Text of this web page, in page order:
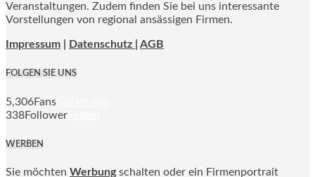
Veranstaltungen. Zudem finden Sie bei uns interessante
Vorstellungen von regional ansässigen Firmen.
Impressum Datenschutz | AGB
FOLGEN SIE UNS
5,306Fans
338Follower
WERBEN
Sie möchten Werbung schalten oder ein Firmenportrait